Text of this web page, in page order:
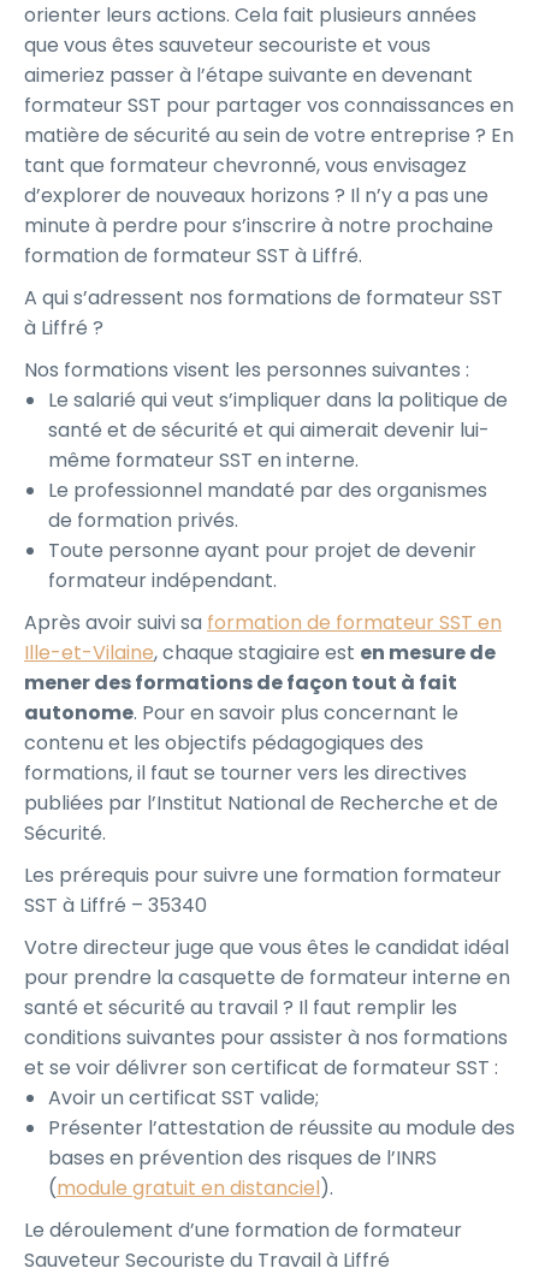
orienter leurs actions. Cela fait plusieurs années
que vous êtes sauveteur secouriste et vous
aimeriez passer à l’étape suivante en devenant
formateur SST pour partager vos connaissances en
matière de sécurité au sein de votre entreprise ? En
tant que formateur chevronné, vous envisagez
d’explorer de nouveaux horizons ? Il n’y a pas une
minute à perdre pour s’inscrire à notre prochaine
formation de formateur SST à Liffré.
A qui s’adressent nos formations de formateur SST
à Liffré ?
Nos formations visent les personnes suivantes :
Le salarié qui veut s’impliquer dans la politique de
santé et de sécurité et qui aimerait devenir lui-
même formateur SST en interne.
Le professionnel mandaté par des organismes
de formation privés.
Toute personne ayant pour projet de devenir
formateur indépendant.
Après avoir suivi sa formation de formateur SST en
Ille-et-Vilaine, chaque stagiaire est en mesure de
mener des formations de façon tout à fait
autonome. Pour en savoir plus concernant le
contenu et les objectifs pédagogiques des
formations, il faut se tourner vers les directives
publiées par l’Institut National de Recherche et de
Sécurité.
Les prérequis pour suivre une formation formateur
SST à Liffré – 35340
Votre directeur juge que vous êtes le candidat idéal
pour prendre la casquette de formateur interne en
santé et sécurité au travail ? Il faut remplir les
conditions suivantes pour assister à nos formations
et se voir délivrer son certificat de formateur SST :
Avoir un certificat SST valide;
Présenter l’attestation de réussite au module des
bases en prévention des risques de l’INRS
(module gratuit en distanciel).
Le déroulement d’une formation de formateur
Sauveteur Secouriste du Travail à Liffré